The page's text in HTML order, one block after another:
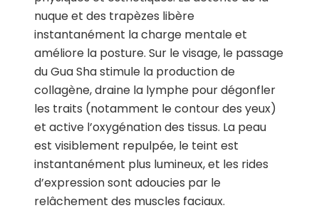
nuque et des trapèzes libère
instantanément la charge mentale et
améliore la posture. Sur le visage, le passage
du Gua Sha stimule la production de
collagène, draine la lymphe pour dégonfler
les traits (notamment le contour des yeux)
et active l’oxygénation des tissus. La peau
est visiblement repulpée, le teint est
instantanément plus lumineux, et les rides
d’expression sont adoucies par le
relâchement des muscles faciaux.